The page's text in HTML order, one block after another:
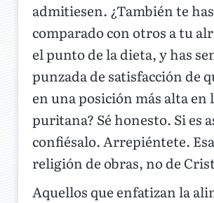
admitiesen. ¿También te has
comparado con otros a tu
el punto de la dieta, y has
punzada de satisfacción de
en una posición más alta en
puritana? Sé honesto. Si es
confiésalo. Arrepiéntete.
religión de obras, no de
Aquellos que enfatizan la